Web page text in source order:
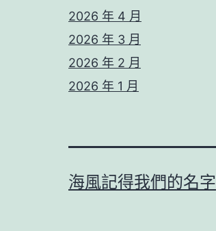
2026 年 4 月
2026 年 3 月
2026 年 2 月
2026 年 1 月
海風記得我們的名字